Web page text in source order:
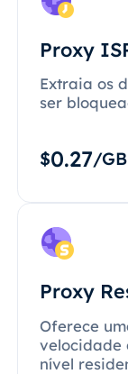
Proxy
Extraia os
ser
$0.27/GB
Proxy
Oferece
velocidade
nível